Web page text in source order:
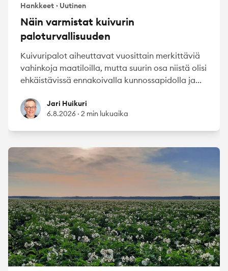
Hankkeet · Uutinen
Näin varmistat kuivurin
paloturvallisuuden
Kuivuripalot aiheuttavat vuosittain merkittäviä
vahinkoja maatiloilla, mutta suurin osa niistä olisi
ehkäistävissä ennakoivalla kunnossapidolla ja...
Jari HuikuriJari Huikuri
6.8.2026 · 2 min lukuaika